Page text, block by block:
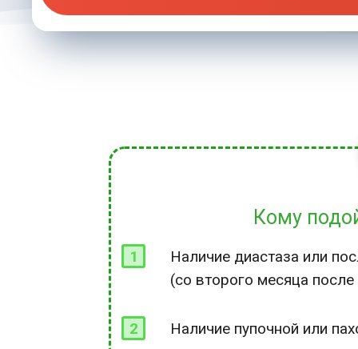
Кому
1
Наличие диастаза или
(со второго месяца
2 Наличие пупочной или